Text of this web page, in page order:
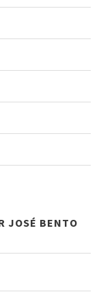
JOSÉ BENTO